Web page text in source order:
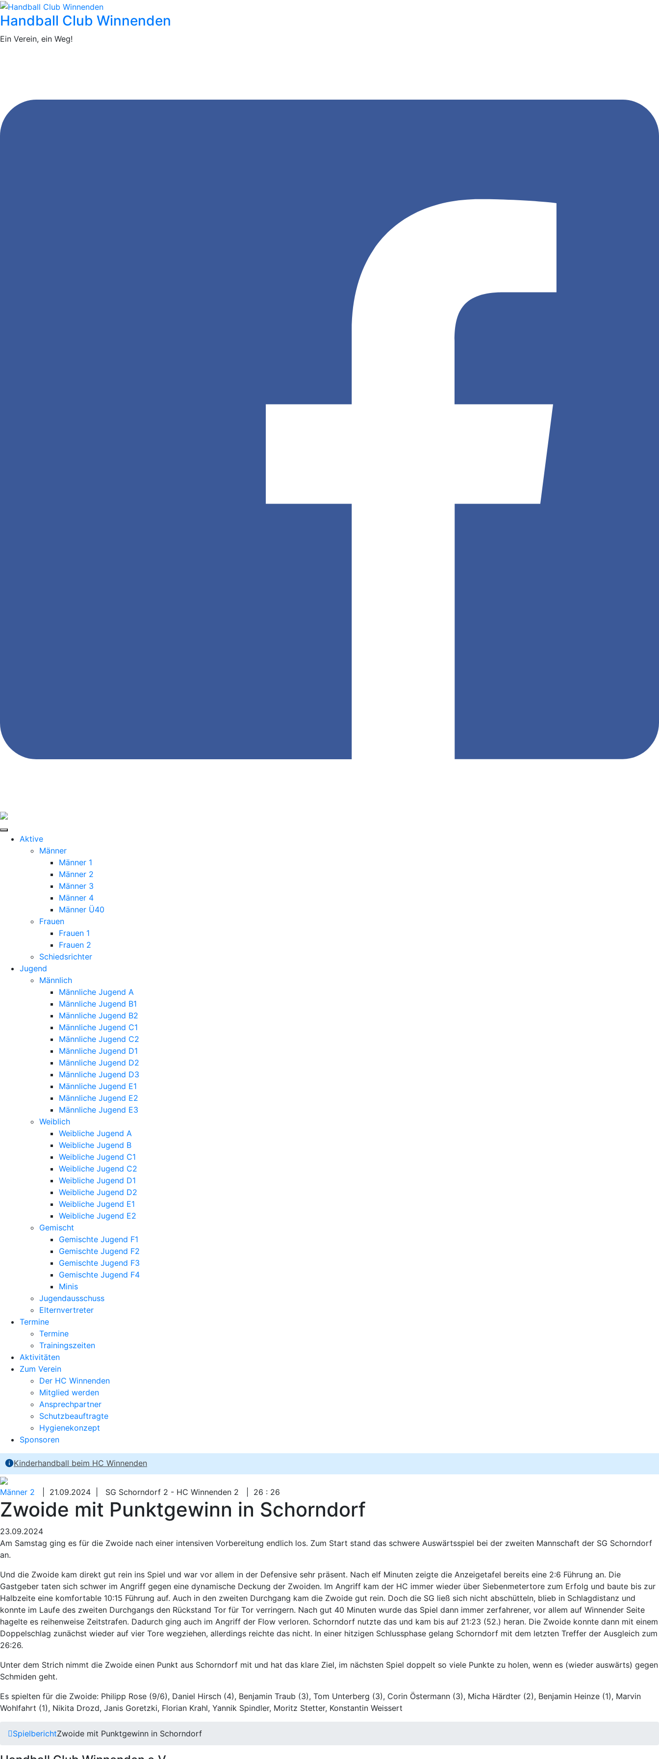
Handball Club Winnenden
Ein Verein, ein Weg!
Aktive
Männer
Männer 1
Männer 2
Männer 3
Männer 4
Männer Ü40
Frauen
Frauen 1
Frauen 2
Schiedsrichter
Jugend
Männlich
Männliche Jugend A
Männliche Jugend B1
Männliche Jugend B2
Männliche Jugend C1
Männliche Jugend C2
Männliche Jugend D1
Männliche Jugend D2
Männliche Jugend D3
Männliche Jugend E1
Männliche Jugend E2
Männliche Jugend E3
Weiblich
Weibliche Jugend A
Weibliche Jugend B
Weibliche Jugend C1
Weibliche Jugend C2
Weibliche Jugend D1
Weibliche Jugend D2
Weibliche Jugend E1
Weibliche Jugend E2
Gemischt
Gemischte Jugend F1
Gemischte Jugend F2
Gemischte Jugend F3
Gemischte Jugend F4
Minis
Jugendausschuss
Elternvertreter
Termine
Termine
Trainingszeiten
Aktivitäten
Zum Verein
Der HC Winnenden
Mitglied werden
Ansprechpartner
Schutzbeauftragte
Hygienekonzept
Sponsoren
Kinderhandball beim HC Winnenden
Männer 2 | 21.09.2024 | SG Schorndorf 2 - HC Winnenden 2 | 26 : 26
Zwoide mit Punktgewinn in Schorndorf
23.09.2024
Am Samstag ging es für die Zwoide nach einer intensiven Vorbereitung endlich los. Zum Start stand das schwere Auswärtsspiel bei der zweiten Mannschaft der SG Schorndorf
an.
Und die Zwoide kam direkt gut rein ins Spiel und war vor allem in der Defensive sehr präsent. Nach elf Minuten zeigte die Anzeigetafel bereits eine 2:6 Führung an. Die
Gastgeber taten sich schwer im Angriff gegen eine dynamische Deckung der Zwoiden. Im Angriff kam der HC immer wieder über Siebenmetertore zum Erfolg und baute bis zur
Halbzeite eine komfortable 10:15 Führung auf. Auch in den zweiten Durchgang kam die Zwoide gut rein. Doch die SG ließ sich nicht abschütteln, blieb in Schlagdistanz und
konnte im Laufe des zweiten Durchgangs den Rückstand Tor für Tor verringern. Nach gut 40 Minuten wurde das Spiel dann immer zerfahrener, vor allem auf Winnender Seite
hagelte es reihenweise Zeitstrafen. Dadurch ging auch im Angriff der Flow verloren. Schorndorf nutzte das und kam bis auf 21:23 (52.) heran. Die Zwoide konnte dann mit einem
Doppelschlag zunächst wieder auf vier Tore wegziehen, allerdings reichte das nicht. In einer hitzigen Schlussphase gelang Schorndorf mit dem letzten Treffer der Ausgleich zum
26:26.
Unter dem Strich nimmt die Zwoide einen Punkt aus Schorndorf mit und hat das klare Ziel, im nächsten Spiel doppelt so viele Punkte zu holen, wenn es (wieder auswärts) gegen
Schmiden geht.
Es spielten für die Zwoide: Philipp Rose (9/6), Daniel Hirsch (4), Benjamin Traub (3), Tom Unterberg (3), Corin Östermann (3), Micha Härdter (2), Benjamin Heinze (1), Marvin
Wohlfahrt (1), Nikita Drozd, Janis Goretzki, Florian Krahl, Yannik Spindler, Moritz Stetter, Konstantin Weissert
SpielberichtZwoide mit Punktgewinn in Schorndorf